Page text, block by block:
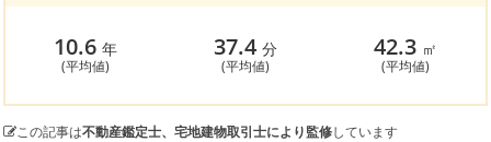
10.6 年
(平均値)
37.4 分
(平均値)
42.3 ㎡
(平均値)
この記事は不動産鑑定士、宅地建物取引士により監修しています